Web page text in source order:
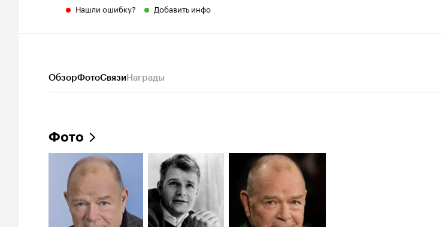
Нашли ошибку? Добавить инфо
ОбзорФотоСвязиНаграды
Фото